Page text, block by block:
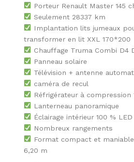
Porteur Renault Master 145
Seulement 28337 km
Implantation lits jumeaux
transformer en lit XXL 170*200
Chauffage Truma Combi D4
Panneau solaire
Télévision + antenne
caméra de recul
Réfrigérateur à compression
Lanterneau panoramique
Éclairage intérieur 100 % LED
Nombreux rangements
Format compact et
6,20 m